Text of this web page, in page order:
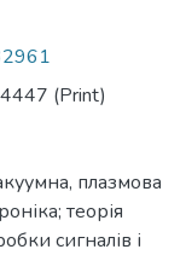
(Print)
плазмова
теорія
сигналів і